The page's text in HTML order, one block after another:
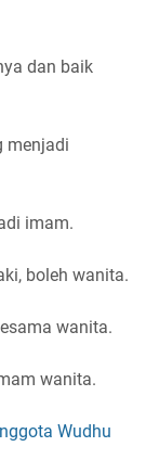
dan baik
menjadi
imam.
boleh wanita.
wanita.
wanita.
Wudhu